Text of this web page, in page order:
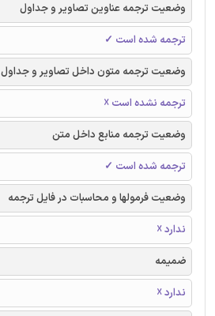
وضعیت ترجمه عناوین تصاویر و جداول
ترجمه شده است ✓
وضعیت ترجمه متون داخل تصاویر و جداول
ترجمه نشده است ☓
وضعیت ترجمه منابع داخل متن
ترجمه شده است ✓
وضعیت فرمولها و محاسبات در فایل ترجمه
ندارد ☓
ضمیمه
ندارد ☓